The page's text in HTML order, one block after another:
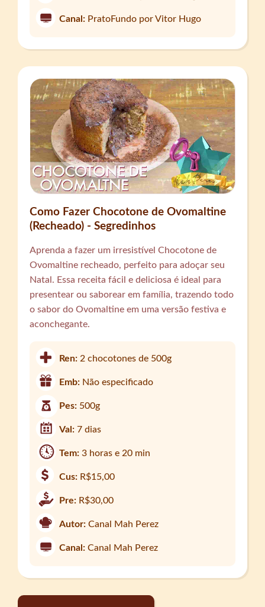
Canal: PratoFundo por Vitor Hugo
Como Fazer Chocotone de Ovomaltine
(Recheado) - Segredinhos
Aprenda a fazer um irresistível Chocotone de
Ovomaltine recheado, perfeito para adoçar seu
Natal. Essa receita fácil e deliciosa é ideal para
presentear ou saborear em família, trazendo todo
o sabor do Ovomaltine em uma versão festiva e
aconchegante.
Ren: 2 chocotones de 500g
Emb: Não especificado
Pes: 500g
Val:7 dias
Tem:3 horas e 20 min
Cus: R$15,00
Pre: R$30,00
Autor: Canal Mah Perez
Canal: Canal Mah Perez